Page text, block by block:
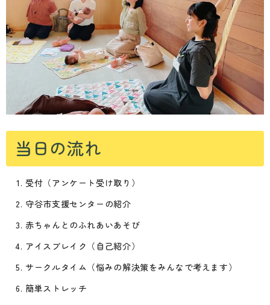
当日の流れ
受付（アンケート受け取り）
守谷市支援センターの紹介
赤ちゃんとのふれあいあそび
アイスブレイク（自己紹介）
サークルタイム（悩みの解決策をみんなで考えます）
簡単ストレッチ